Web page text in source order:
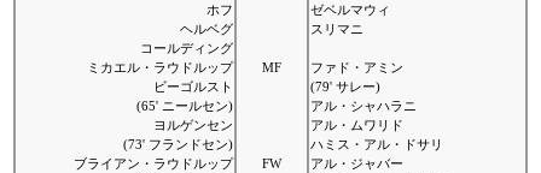
ホフ
ヘルベグ
コールディング
ミカエル・ラウドルップ
ビーゴルスト
(65' ニールセン)
ヨルゲンセン
(73' フランドセン)
ブライアン・ラウドルップ
MF
FW
ゼベルマウィ
スリマニ
ファド・アミン
(79' サレー)
アル・シャハラニ
アル・ムワリド
ハミス・アル・ドサリ
アル・ジャバー